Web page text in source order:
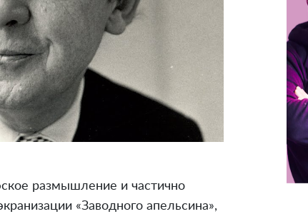
размышление и частично
«Заводного апельсина»,